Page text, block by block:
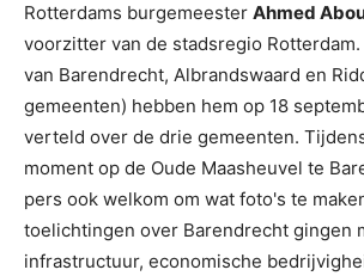
Rotterdams burgemeester Ahmed
voorzitter van de stadsregio
van Barendrecht, Albrandswaard en
gemeenten) hebben hem op 18
verteld over de drie gemeenten.
moment op de Oude Maasheuvel te
pers ook welkom om wat foto's te
toelichtingen over Barendrecht gingen
infrastructuur, economische